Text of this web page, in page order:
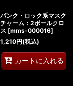
パンク・ロック系マスク
チャーム：2ボールクロ
ス [mms-000016]
1,210円(税込)
カートに入れる